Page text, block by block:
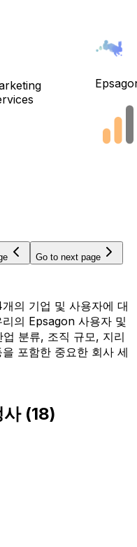
Go to next page
의 기업 및 사용자에 대
의 Epsagon 사용자 및
분류, 조직 규모, 지리
포함한 중요한 회사 세
(18)